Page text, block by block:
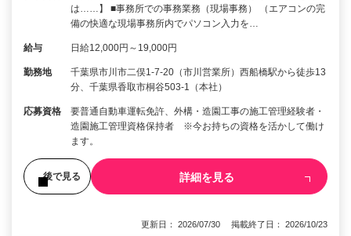
は……】 ■事務所での事務業務（現場事務） （エアコンの完
備の快適な現場事務所内でパソコン入力を…
給与 日給12,000円～19,000円
勤務地
千葉県市川市二俣1-7-20（市川営業所）西船橋駅から徒歩13
分、千葉県香取市桐谷503-1（本社）
応募資格
要普通自動車運転免許、外構・造園工事の施工管理経験者・
造園施工管理資格保持者 ※今お持ちの資格を活かして働け
ます。
後で見る 詳細を見る
更新日： 2026/07/30 掲載終了日： 2026/10/23